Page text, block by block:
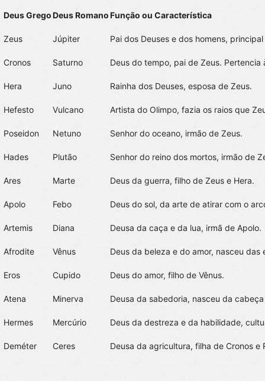
Deus GregoDeus RomanoFunção ou Característica
Zeus Júpiter Pai dos Deuses e dos homens,
Cronos Saturno Deus do tempo, pai de Zeus. Pertencia
Hera Juno Rainha dos Deuses, esposa de Zeus.
Hefesto Vulcano Artista do Olimpo, fazia os raios que
Poseidon Netuno Senhor do oceano, irmão de Zeus.
Hades Plutão Senhor do reino dos mortos, irmão de
Ares Marte Deus da guerra, filho de Zeus e Hera.
Apolo Febo Deus do sol, da arte de atirar com o
Artemis Diana Deusa da caça e da lua, irmã de Apolo.
Afrodite Vênus Deus da beleza e do amor, nasceu das
Eros Cupido Deus do amor, filho de Vênus.
Atena Minerva Deusa da sabedoria, nasceu da
Hermes Mercúrio Deus da destreza e da habilidade,
Deméter Ceres Deusa da agricultura, filha de Cronos e